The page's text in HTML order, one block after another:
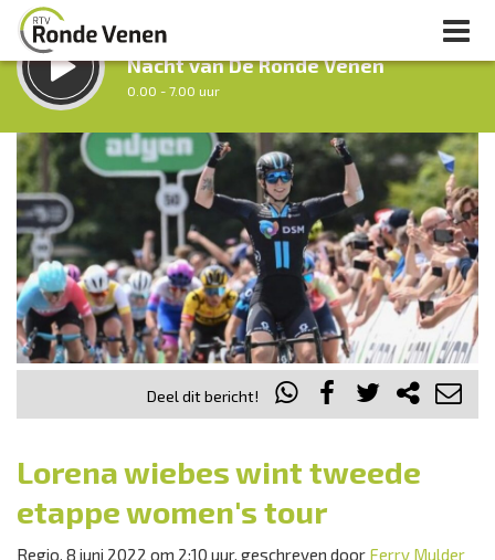
LUISTER LIVE:
Nacht van De Ronde Venen
0.00 - 7.00 uur
STRAKS:
Ochtendronde
7.00 - 9.00 uur
Vorig uur
uur 1 van 0 Volgend uur
Inklappen
Deel dit bericht!
Lorena wiebes wint tweede
etappe women's tour
Regio, 8 juni 2022 om 2:10 uur, geschreven door Ferry Mulder